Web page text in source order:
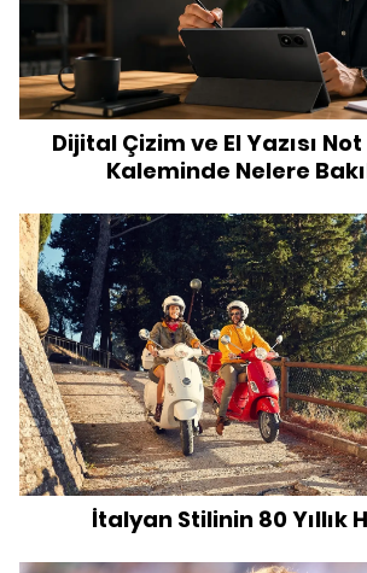
Dijital Çizim ve El Yazısı
Kaleminde Nelere
İtalyan Stilinin 80 Yıllık